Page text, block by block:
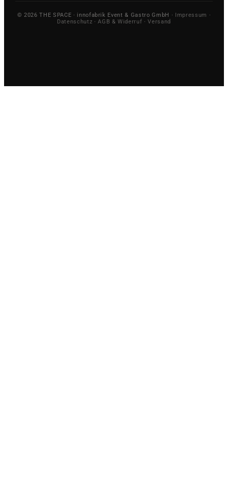
© 2026 THE SPACE · innofabrik Event & Gastro GmbH · Impressum ·
Datenschutz · AGB & Widerruf · Versand